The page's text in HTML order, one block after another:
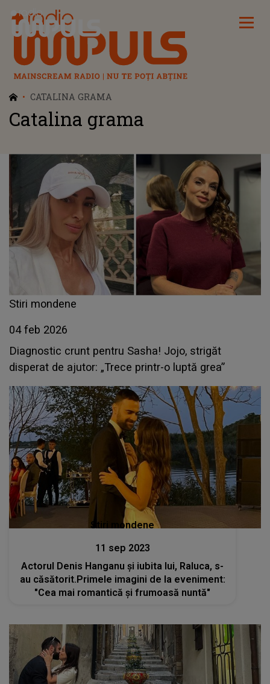
Radio Impuls
CATALINA GRAMA
Catalina grama
Stiri mondene
04 feb 2026
Diagnostic crunt pentru Sasha! Jojo, strigăt
disperat de ajutor: „Trece printr-o luptă grea”
Stiri mondene
11 sep 2023
Actorul Denis Hanganu și iubita lui, Raluca, s-
au căsătorit.Primele imagini de la eveniment:
"Cea mai romantică și frumoasă nuntă"